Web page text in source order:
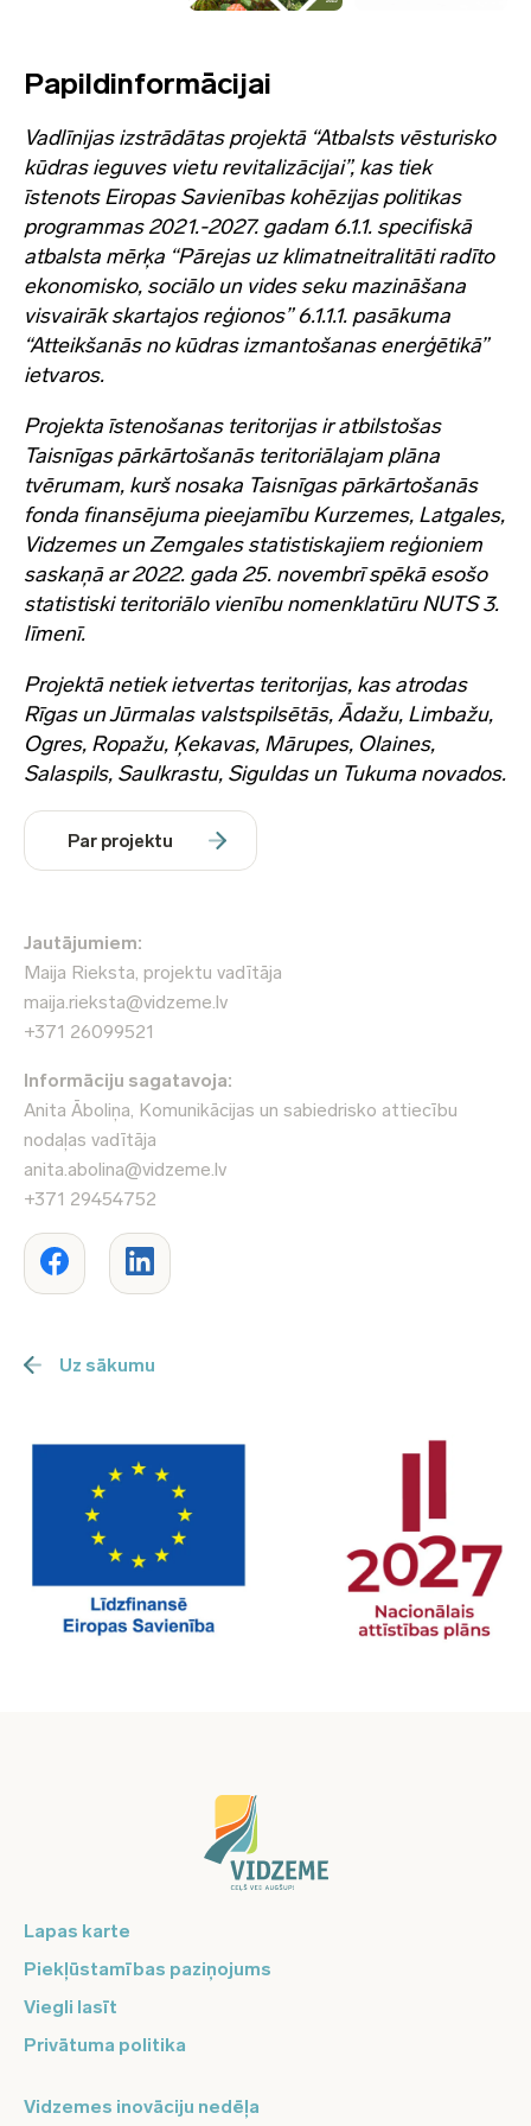
Papildinformācijai
Vadlīnijas izstrādātas projektā “Atbalsts vēsturisko
kūdras ieguves vietu revitalizācijai”, kas tiek
īstenots Eiropas Savienības kohēzijas politikas
programmas 2021.-2027. gadam 6.1.1. specifiskā
atbalsta mērķa “Pārejas uz klimatneitralitāti radīto
ekonomisko, sociālo un vides seku mazināšana
visvairāk skartajos reģionos” 6.1.1.1. pasākuma
“Atteikšanās no kūdras izmantošanas enerģētikā”
ietvaros.
Projekta īstenošanas teritorijas ir atbilstošas
Taisnīgas pārkārtošanās teritoriālajam plāna
tvērumam, kurš nosaka Taisnīgas pārkārtošanās
fonda finansējuma pieejamību Kurzemes, Latgales,
Vidzemes un Zemgales statistiskajiem reģioniem
saskaņā ar 2022. gada 25. novembrī spēkā esošo
statistiski teritoriālo vienību nomenklatūru NUTS 3.
līmenī.
Projektā netiek ietvertas teritorijas, kas atrodas
Rīgas un Jūrmalas valstspilsētās, Ādažu, Limbažu,
Ogres, Ropažu, Ķekavas, Mārupes, Olaines,
Salaspils, Saulkrastu, Siguldas un Tukuma novados.
Par projektu
Jautājumiem:
Maija Rieksta, projektu vadītāja
maija.rieksta@vidzeme.lv
+371 26099521
Informāciju sagatavoja:
Anita Āboliņa, Komunikācijas un sabiedrisko attiecību
nodaļas vadītāja
anita.abolina@vidzeme.lv
+371 29454752
Uz sākumu
Lapas karte
Piekļūstamības paziņojums
Viegli lasīt
Privātuma politika
Vidzemes inovāciju nedēļa